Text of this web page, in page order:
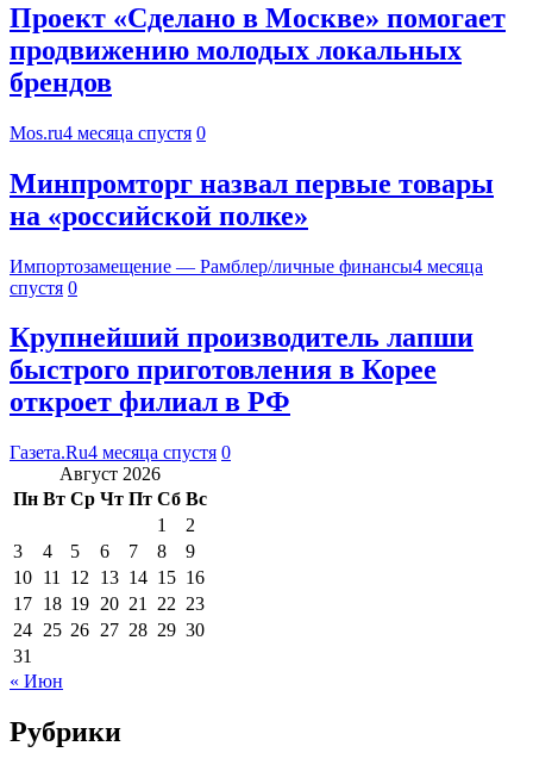
Проект «Сделано в Москве» помогает
продвижению молодых локальных
брендов
Mos.ru4 месяца спустя 0
Минпромторг назвал первые товары
на «российской полке»
Импортозамещение — Рамблер/личные финансы4 месяца
спустя 0
Крупнейший производитель лапши
быстрого приготовления в Корее
откроет филиал в РФ
Газета.Ru4 месяца спустя 0
Август 2026
Пн Вт Ср Чт Пт Сб Вс
1
2
3
4 5 6 7 8
9
10 11 12 13 14 15 16
17 18 19 20 21 22 23
24 25 26 27 28 29 30
31
« Июн
Рубрики